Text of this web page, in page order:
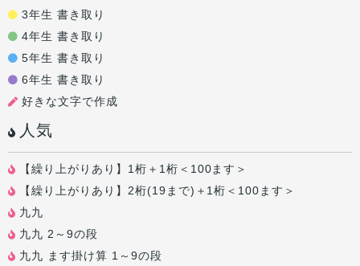
3年生 書き取り
4年生 書き取り
5年生 書き取り
6年生 書き取り
好きな文字で作成
人気
【繰り上がりあり】1桁＋1桁＜100ます＞
【繰り上がりあり】2桁(19まで)＋1桁＜100ます＞
九九
九九 2～9の段
九九 ます掛け算 1～9の段